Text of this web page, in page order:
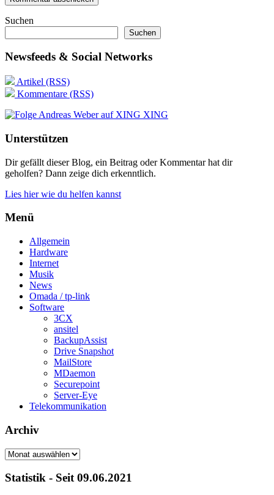
Suchen
Suchen
Newsfeeds & Social Networks
Artikel (RSS)
Kommentare (RSS)
XING
Unterstützen
Dir gefällt dieser Blog, ein Beitrag oder Kommentar hat dir
geholfen? Dann zeige dich erkenntlich.
Lies hier wie du helfen kannst
Menü
Allgemein
Hardware
Internet
Musik
News
Omada / tp-link
Software
3CX
ansitel
BackupAssist
Drive Snapshot
MailStore
MDaemon
Securepoint
Server-Eye
Telekommunikation
Archiv
Archiv
Statistik - Seit 09.06.2021